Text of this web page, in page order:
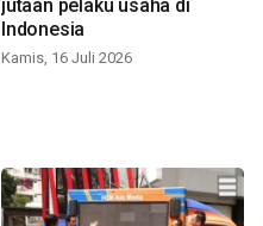
jutaan pelaku usaha di
Indonesia
Kamis, 16 Juli 2026